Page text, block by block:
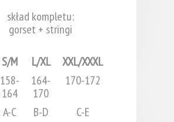
skład kompletu:
gorset + stringi
S/M L/XL
XXL/XXXL
158-
164
164-
170
170-172
A-C B-D
C-E